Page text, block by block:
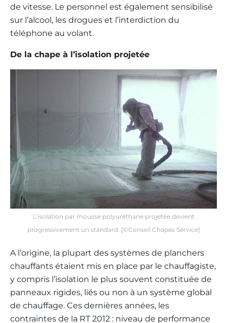
de vitesse. Le personnel est également sensibilisé
sur l’alcool, les drogues et l’interdiction du
téléphone au volant.
De la chape à l’isolation projetée
L’isolation par mousse polyuréthane projetée devient
progressivement un standard. [©Conseil Chapes Service]
A l’origine, la plupart des systèmes de planchers
chauffants étaient mis en place par le chauffagiste,
y compris l’isolation le plus souvent constituée de
panneaux rigides, liés ou non à un système global
de chauffage. Ces dernières années, les
contraintes de la RT 2012 : niveau de performance